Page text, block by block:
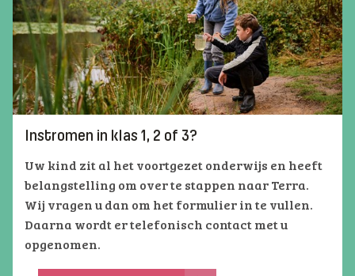
Instromen in klas 1, 2 of 3?
Uw kind zit al het voortgezet onderwijs en heeft
belangstelling om over te stappen naar Terra.
Wij vragen u dan om het formulier in te vullen.
Daarna wordt er telefonisch contact met u
opgenomen.